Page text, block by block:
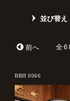
並び替え
全
前へ
BRH 0066